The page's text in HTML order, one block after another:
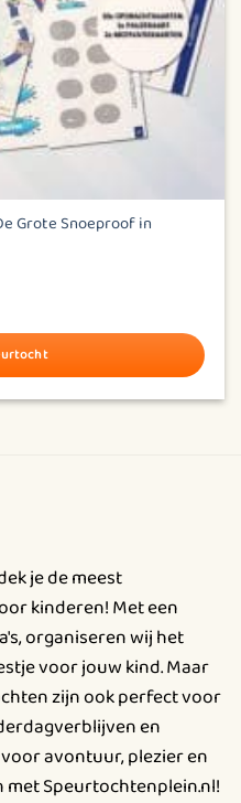
Grote Snoeproof in
je de meest
kinderen! Met een
organiseren wij het
voor jouw kind. Maar
zijn ook perfect voor
en
avontuur, plezier en
Speurtochtenplein.nl!